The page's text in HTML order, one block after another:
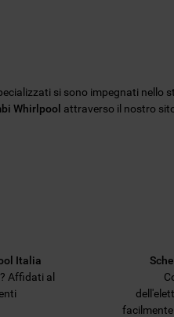
si sono impegnati nello
Whirlpool attraverso il nostro
Italia
Affidati al